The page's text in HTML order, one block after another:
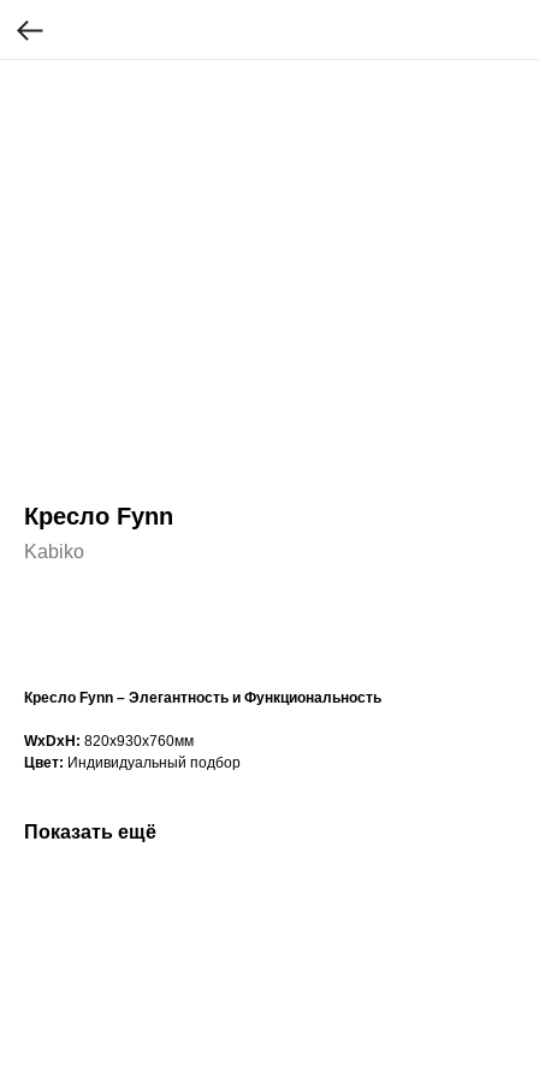
Кресло Fynn
Kabiko
Кресло Fynn – Элегантность и Функциональность
WxDxH: 820x930x760мм
Цвет: Индивидуальный подбор
Показать ещё